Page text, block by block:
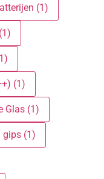
(1)
(1)
Glas (1)
gips (1)